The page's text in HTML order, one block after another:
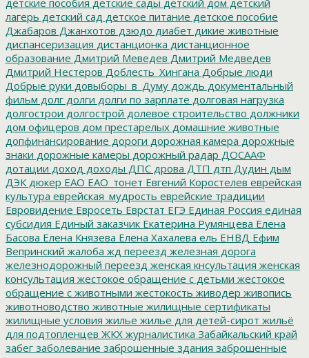
лагерь детский сад детское питание детское пособие
Джабаров Джанхотов дзюдо диабет дикие животные
диспансеризация дистанционка дистанционное
образование Дмитрий Меведев Дмитрий Медведев
Дмитрий Нестеров Доблесть_Хингана Добрые люди
Добрые руки довыборы_в_Думу дождь документальный
фильм долг долги долги по зарплате долговая нагрузка
долгострои долгострой долевое строительство должники
дом офицеров дом престарелых домашние животные
допфинансирование дороги дорожная камера дорожные
знаки дорожные камеры дорожный радар ДОСААФ
дотации доход доходы ДПС дрова ДТП дтп Дудин дым
ДЭК дюкер ЕАО ЕАО_тонет Евгений Коростелев еврейская
культура еврейская_мудрость еврейские традиции
Евровидение Евросеть Еврстат ЕГЭ Единая Россия единая
субсидия Единый заказчик Екатерина Румянцева Елена
Басова Елена Князева Елена Хахалева ель ЕНВД Ефим
Вепринский жалоба жд переезд железная дорога
железнодорожный переезд женская кнсультация женская
консультация жестокое обращение с детьми жестокое
обращение с животными жестокость живодер живопись
животноводство животные жилищные сертификаты
жилищные условия жилье жилье для детей-сирот жильё
для подтопленцев ЖКХ журналистика Забайкальский край
забег заболевание заброшенные здания заброшенные